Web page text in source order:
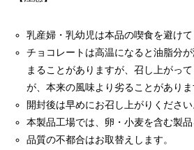
乳産婦・乳幼児は本品の喫食を避けて
チョコレートは高温になると油脂分
まることがありますが、召し上がっ
が、本来の風味より劣ることがありま
開封後は早めにお召し上がりください
本製品工場では、卵・小麦を含む製品
品質の不都合はお取替えします。